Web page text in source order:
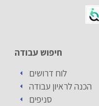
חיפוש עבודה
לוח דרושים
הכנה לראיון עבודה
סניפים